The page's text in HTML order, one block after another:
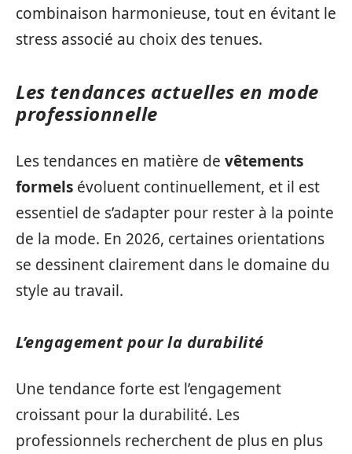
combinaison harmonieuse, tout en évitant le
stress associé au choix des tenues.
Les tendances actuelles en mode
professionnelle
Les tendances en matière de vêtements
formels évoluent continuellement, et il est
essentiel de s’adapter pour rester à la pointe
de la mode. En 2026, certaines orientations
se dessinent clairement dans le domaine du
style au travail.
L’engagement pour la durabilité
Une tendance forte est l’engagement
croissant pour la durabilité. Les
professionnels recherchent de plus en plus